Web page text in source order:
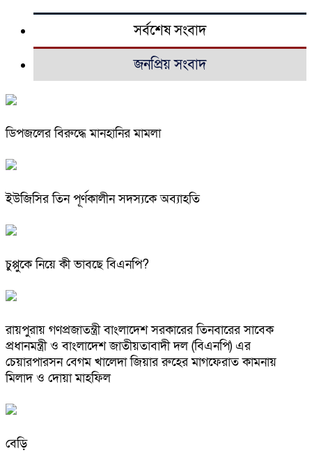
সর্বশেষ সংবাদ
জনপ্রিয় সংবাদ
ডিপজলের বিরুদ্ধে মানহানির মামলা
ইউজিসির তিন পূর্ণকালীন সদস্যকে অব্যাহতি
চুপ্পুকে নিয়ে কী ভাবছে বিএনপি?
রায়পুরায় গণপ্রজাতন্ত্রী বাংলাদেশ সরকারের তিনবারের সাবেক
প্রধানমন্ত্রী ও বাংলাদেশ জাতীয়তাবাদী দল (বিএনপি) এর
চেয়ারপারসন বেগম খালেদা জিয়ার রুহের মাগফেরাত কামনায়
মিলাদ ও দোয়া মাহফিল
বেড়ি